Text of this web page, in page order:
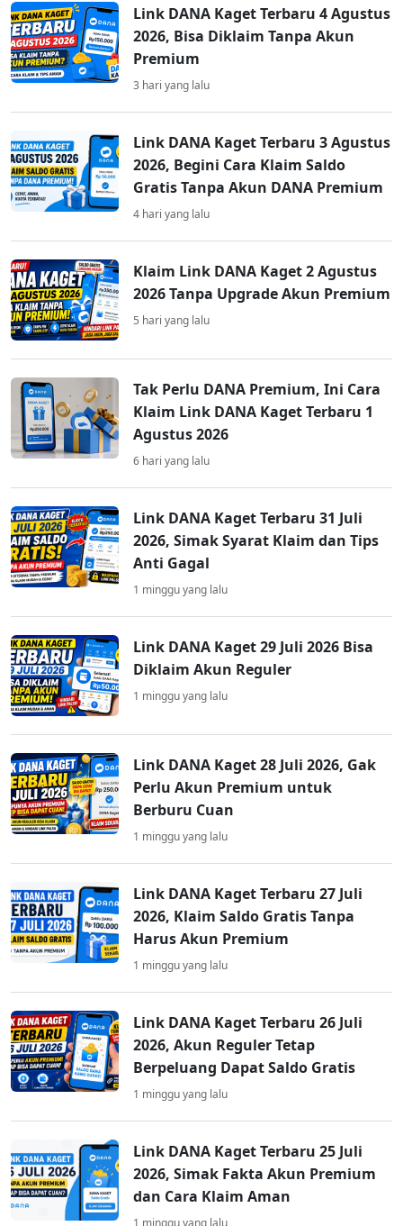
Link DANA Kaget Terbaru 4 Agustus
2026, Bisa Diklaim Tanpa Akun
Premium
3 hari yang lalu
Link DANA Kaget Terbaru 3 Agustus
2026, Begini Cara Klaim Saldo
Gratis Tanpa Akun DANA Premium
4 hari yang lalu
Klaim Link DANA Kaget 2 Agustus
2026 Tanpa Upgrade Akun Premium
5 hari yang lalu
Tak Perlu DANA Premium, Ini Cara
Klaim Link DANA Kaget Terbaru 1
Agustus 2026
6 hari yang lalu
Link DANA Kaget Terbaru 31 Juli
2026, Simak Syarat Klaim dan Tips
Anti Gagal
1 minggu yang lalu
Link DANA Kaget 29 Juli 2026 Bisa
Diklaim Akun Reguler
1 minggu yang lalu
Link DANA Kaget 28 Juli 2026, Gak
Perlu Akun Premium untuk
Berburu Cuan
1 minggu yang lalu
Link DANA Kaget Terbaru 27 Juli
2026, Klaim Saldo Gratis Tanpa
Harus Akun Premium
1 minggu yang lalu
Link DANA Kaget Terbaru 26 Juli
2026, Akun Reguler Tetap
Berpeluang Dapat Saldo Gratis
1 minggu yang lalu
Link DANA Kaget Terbaru 25 Juli
2026, Simak Fakta Akun Premium
dan Cara Klaim Aman